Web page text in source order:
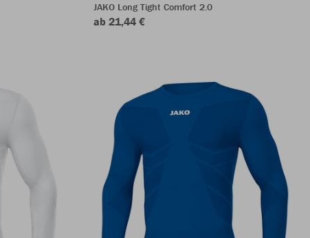
JAKO Long Tight Comfort 2.0
ab 21,44 €